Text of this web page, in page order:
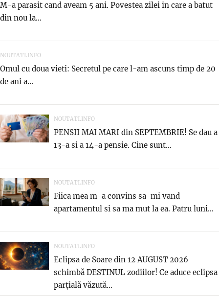
M-a parasit cand aveam 5 ani. Povestea zilei in care a batut
din nou la...
NOUTATI.INFO
Omul cu doua vieti: Secretul pe care l-am ascuns timp de 20
de ani a...
NOUTATI.INFO
PENSII MAI MARI din SEPTEMBRIE! Se dau a
13-a si a 14-a pensie. Cine sunt...
NOUTATI.INFO
Fiica mea m-a convins sa-mi vand
apartamentul si sa ma mut la ea. Patru luni...
NOUTATI.INFO
Eclipsa de Soare din 12 AUGUST 2026
schimbă DESTINUL zodiilor! Ce aduce eclipsa
parțială văzută...